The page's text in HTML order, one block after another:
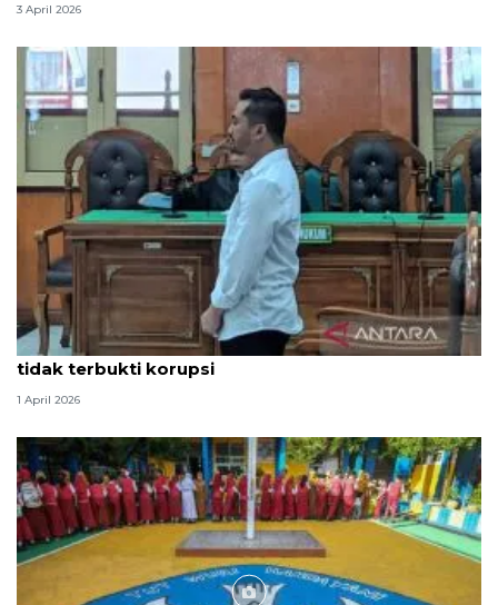
3 April 2026
Hakim PN Medan vonis bebas Amsal Sitepu karena
tidak terbukti korupsi
1 April 2026